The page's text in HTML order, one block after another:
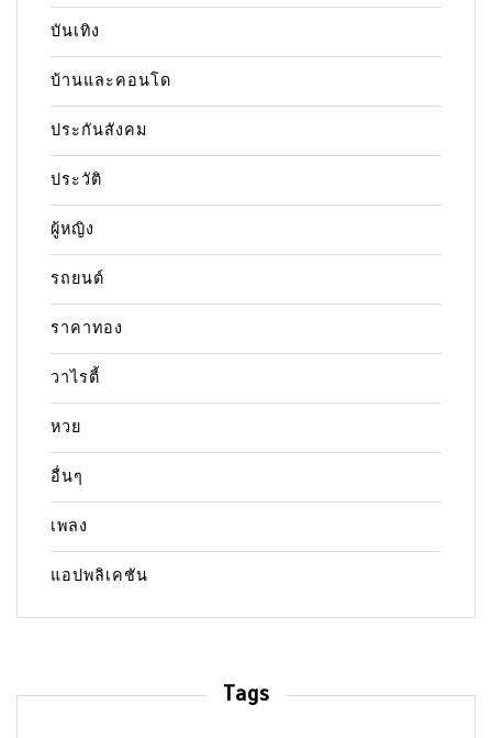
บันเทิง
บ้านและคอนโด
ประกันสังคม
ประวัติ
ผู้หญิง
รถยนต์
ราคาทอง
วาไรตี้
หวย
อื่นๆ
เพลง
แอปพลิเคชัน
Tags